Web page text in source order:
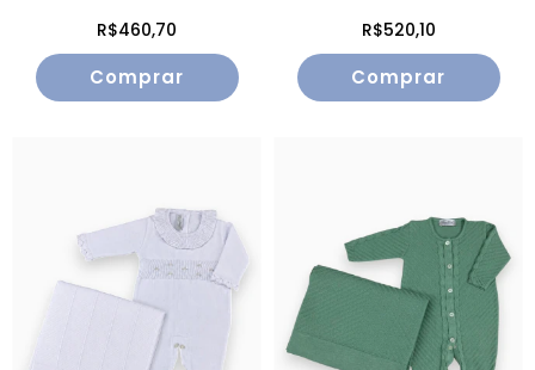
R$460,70
Comprar
R$520,10
Comprar